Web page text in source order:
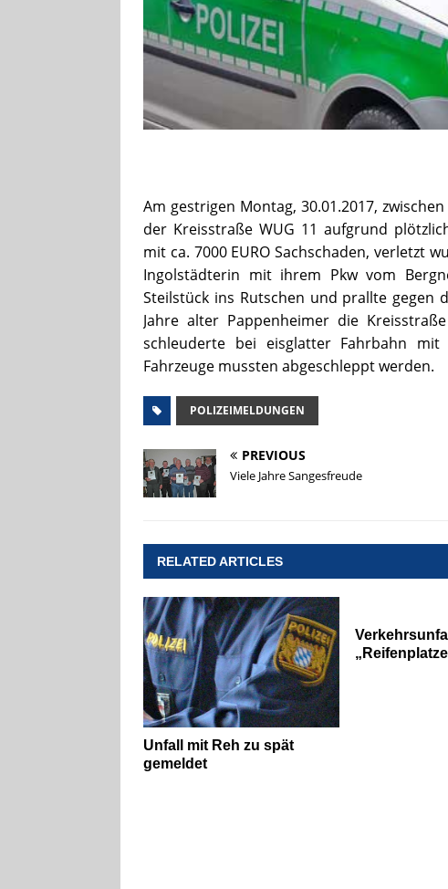
Am gestrigen Montag, 30.01.2017,
der Kreisstraße WUG 11 aufgrund
mit ca. 7000 EURO Sachschaden, verletzt
Ingolstädterin mit ihrem Pkw vom
Steilstück ins Rutschen und prallte gegen
Jahre alter Pappenheimer die
schleuderte bei eisglatter Fahrbahn
Fahrzeuge mussten abgeschleppt werden.
POLIZEIMELDUNGEN
PREVIOUS
Viele Jahre Sangesfreude
RELATED ARTICLES
Unfall mit Reh zu spät
gemeldet